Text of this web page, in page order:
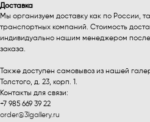
Доставка
Мы организуем доставку как по России,
транспортных компаний. Стоимость
индивидуально нашим менеджером после
заказа.
Также доступен самовывоз из нашей
Толстого, д. 23, корп. 1.
Контакты для связи:
+7 985 669 39 22
order@3lgallery.ru